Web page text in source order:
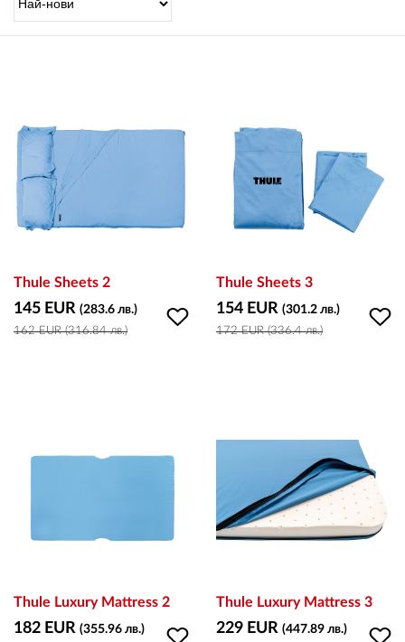
Thule Sheets 2
145 EUR (283.6 лв.)
162 EUR (316.84 лв.)
Thule Sheets 3
154 EUR (301.2 лв.)
172 EUR (336.4 лв.)
Thule Luxury Mattress 2
182 EUR (355.96 лв.)
Thule Luxury Mattress 3
229 EUR (447.89 лв.)
OUTLET
Любими
0 продукта
Регистрация
ОБЩИ УСЛОВИЯ